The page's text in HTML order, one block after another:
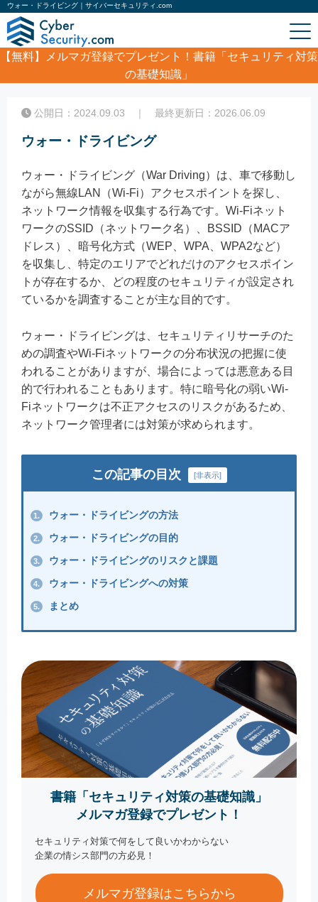
ウォー・ドライビング｜サイバーセキュリティ.com
【無料】
メルマガ登録でプレゼント！書籍「セキュリティ対策
の基礎知識」
ウォー・ドライビング
公開日：2024.09.03 ｜ 最終更新日：2026.06.09
ウォー・ドライビング
ウォー・ドライビング（War Driving）は、車で移動し
ながら無線LAN（Wi-Fi）アクセスポイントを探し、
ネットワーク情報を収集する行為です。Wi-Fiネット
ワークのSSID（ネットワーク名）、BSSID（MACア
ドレス）、暗号化方式（WEP、WPA、WPA2など）
を収集し、特定のエリアでどれだけのアクセスポイン
トが存在するか、どの程度のセキュリティが設定され
ているかを調査することが主な目的です。
ウォー・ドライビングは、セキュリティリサーチのた
めの調査やWi-Fiネットワークの分布状況の把握に使
われることがありますが、場合によっては悪意ある目
的で行われることもあります。特に暗号化の弱いWi-
Fiネットワークは不正アクセスのリスクがあるため、
ネットワーク管理者には対策が求められます。
この記事の目次 [非表示]
1. ウォー・ドライビングの方法
2. ウォー・ドライビングの目的
3. ウォー・ドライビングのリスクと課題
4. ウォー・ドライビングへの対策
5. まとめ
書籍「セキュリティ対策の基礎知識」
メルマガ登録でプレゼント！
セキュリティ対策で何をして良いかわからない
企業の情シス部門の方必見！
メルマガ登録はこちらから